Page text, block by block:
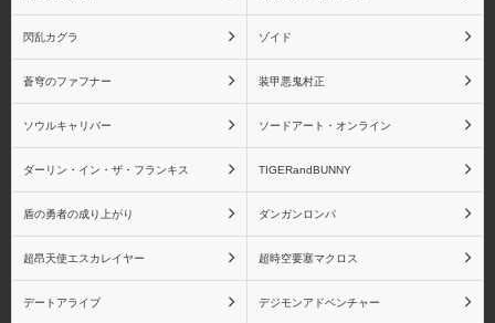
閃乱カグラ ゾイド
蒼穹のファフナー 装甲悪鬼村正
ソウルキャリバー ソードアート・オンライン
ダーリン・イン・ザ・フランキス TIGERandBUNNY
盾の勇者の成り上がり ダンガンロンパ
超昂天使エスカレイヤー 超時空要塞マクロス
デートアライブ デジモンアドベンチャー